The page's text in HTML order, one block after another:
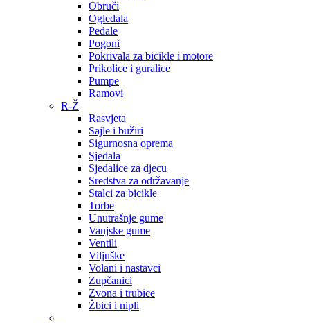
Obruči
Ogledala
Pedale
Pogoni
Pokrivala za bicikle i motore
Prikolice i guralice
Pumpe
Ramovi
R-Ž
Rasvjeta
Sajle i bužiri
Sigurnosna oprema
Sjedala
Sjedalice za djecu
Sredstva za održavanje
Stalci za bicikle
Torbe
Unutrašnje gume
Vanjske gume
Ventili
Viljuške
Volani i nastavci
Zupčanici
Zvona i trubice
Žbici i nipli